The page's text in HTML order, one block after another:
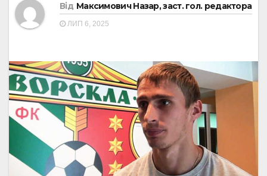
Від Максимович Назар, заст. гол. редактора
ЛИП 6, 2025